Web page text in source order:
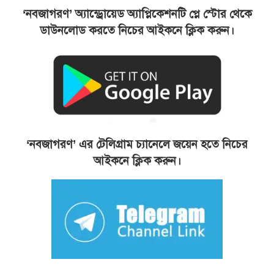
‘নবজাগরণ’ অ্যান্ড্রোয়েড অ্যাপ্লিকেশনটি প্লে স্টোর থেকে
ডাউনলোড করতে নিচের আইকনে ক্লিক করুন।
‘নবজাগরণ’ এর টেলিগ্রাম চ্যানেলে জয়েন হতে নিচের
আইকনে ক্লিক করুন।